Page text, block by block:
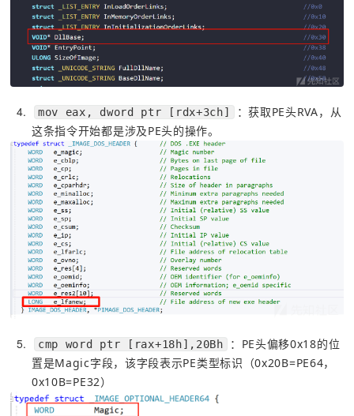
4 mov eax, dword ptr [rdx+3ch]
：获取PE头RVA，从
这条指令开始都是涉及PE头的操作。
5 cmp word ptr [rax+18h],20Bh
：PE头偏移0x18的位
置是Magic字段，该字段表示PE类型标识（0x20B=PE64，
0x10B=PE32）